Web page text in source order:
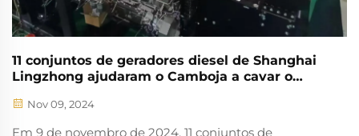
11 conjuntos de geradores diesel de Shanghai
Lingzhong ajudaram o Camboja a cavar o
Nov 09, 2024
Em 9 de novembro de 2024, 11 conjuntos de